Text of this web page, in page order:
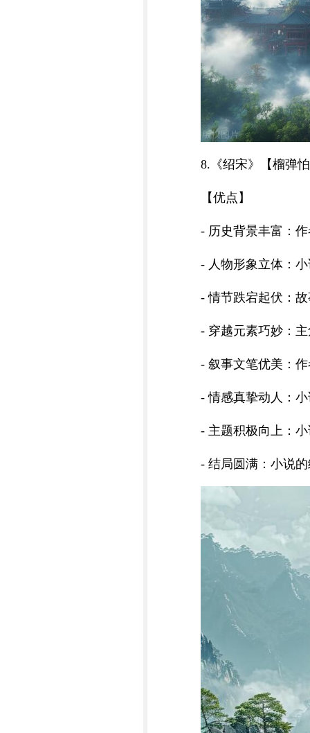
8.《绍宋》【榴弹
【优点】
- 历史背景丰富：
- 人物形象立体：
- 情节跌宕起伏：
- 穿越元素巧妙：
- 叙事文笔优美：
- 情感真挚动人：
- 主题积极向上：
- 结局圆满：小说